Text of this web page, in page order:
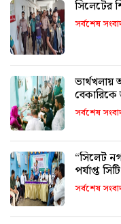
সিলেটের
সর্বশেষ
ভার্থখলায়
বেকারিকে
সর্বশেষ
“সিলেট
পর্যাপ্ত
সর্বশেষ